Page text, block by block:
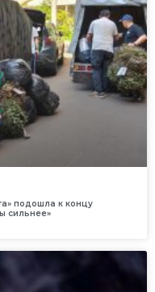
подошла к концу
сильнее»